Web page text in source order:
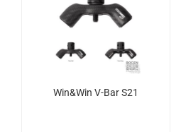
Win&Win V-Bar S21